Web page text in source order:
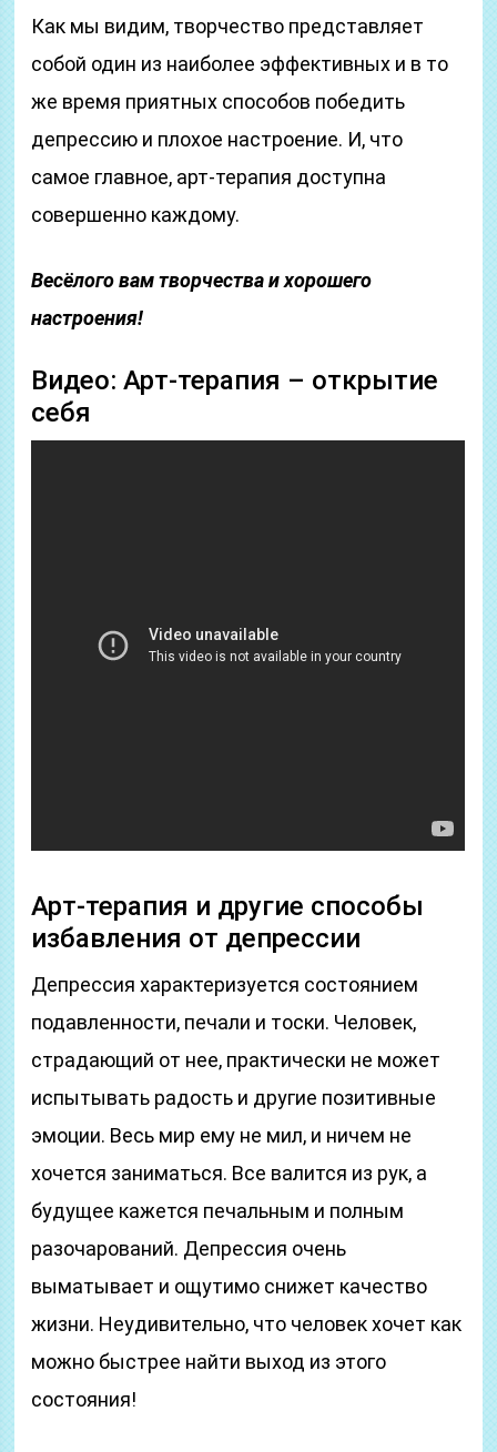
Как мы видим, творчество представляет
собой один из наиболее эффективных и в то
же время приятных способов победить
депрессию и плохое настроение. И, что
самое главное, арт-терапия доступна
совершенно каждому.
Весёлого вам творчества и хорошего
настроения!
Видео: Арт-терапия – открытие
себя
Арт-терапия и другие способы
избавления от депрессии
Депрессия характеризуется состоянием
подавленности, печали и тоски. Человек,
страдающий от нее, практически не может
испытывать радость и другие позитивные
эмоции. Весь мир ему не мил, и ничем не
хочется заниматься. Все валится из рук, а
будущее кажется печальным и полным
разочарований. Депрессия очень
выматывает и ощутимо снижет качество
жизни. Неудивительно, что человек хочет как
можно быстрее найти выход из этого
состояния!